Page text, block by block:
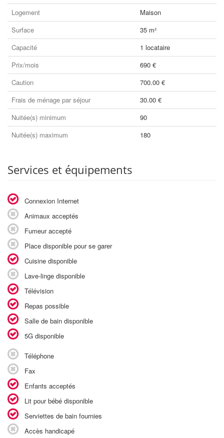
Logement
Maison
Surface
35 m²
Capacité
1 locataire
Prix/mois
690 €
Caution
700.00 €
Frais de ménage par séjour
30.00 €
Nuitée(s) minimum
90
Nuitée(s) maximum
180
Services et équipements
Connexion Internet
Animaux acceptés
Fumeur accepté
Place disponible pour se garer
Cuisine disponible
Lave-linge disponible
Télévision
Repas possible
Salle de bain disponible
5G disponible
Téléphone
Fax
Enfants acceptés
Lit pour bébé disponible
Serviettes de bain fournies
Accès handicapé